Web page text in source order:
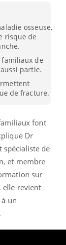
osseuse,
risque de
familiaux de
partie.
de fracture.
font
Dr
spécialiste de
et membre
sur
elle revient
un